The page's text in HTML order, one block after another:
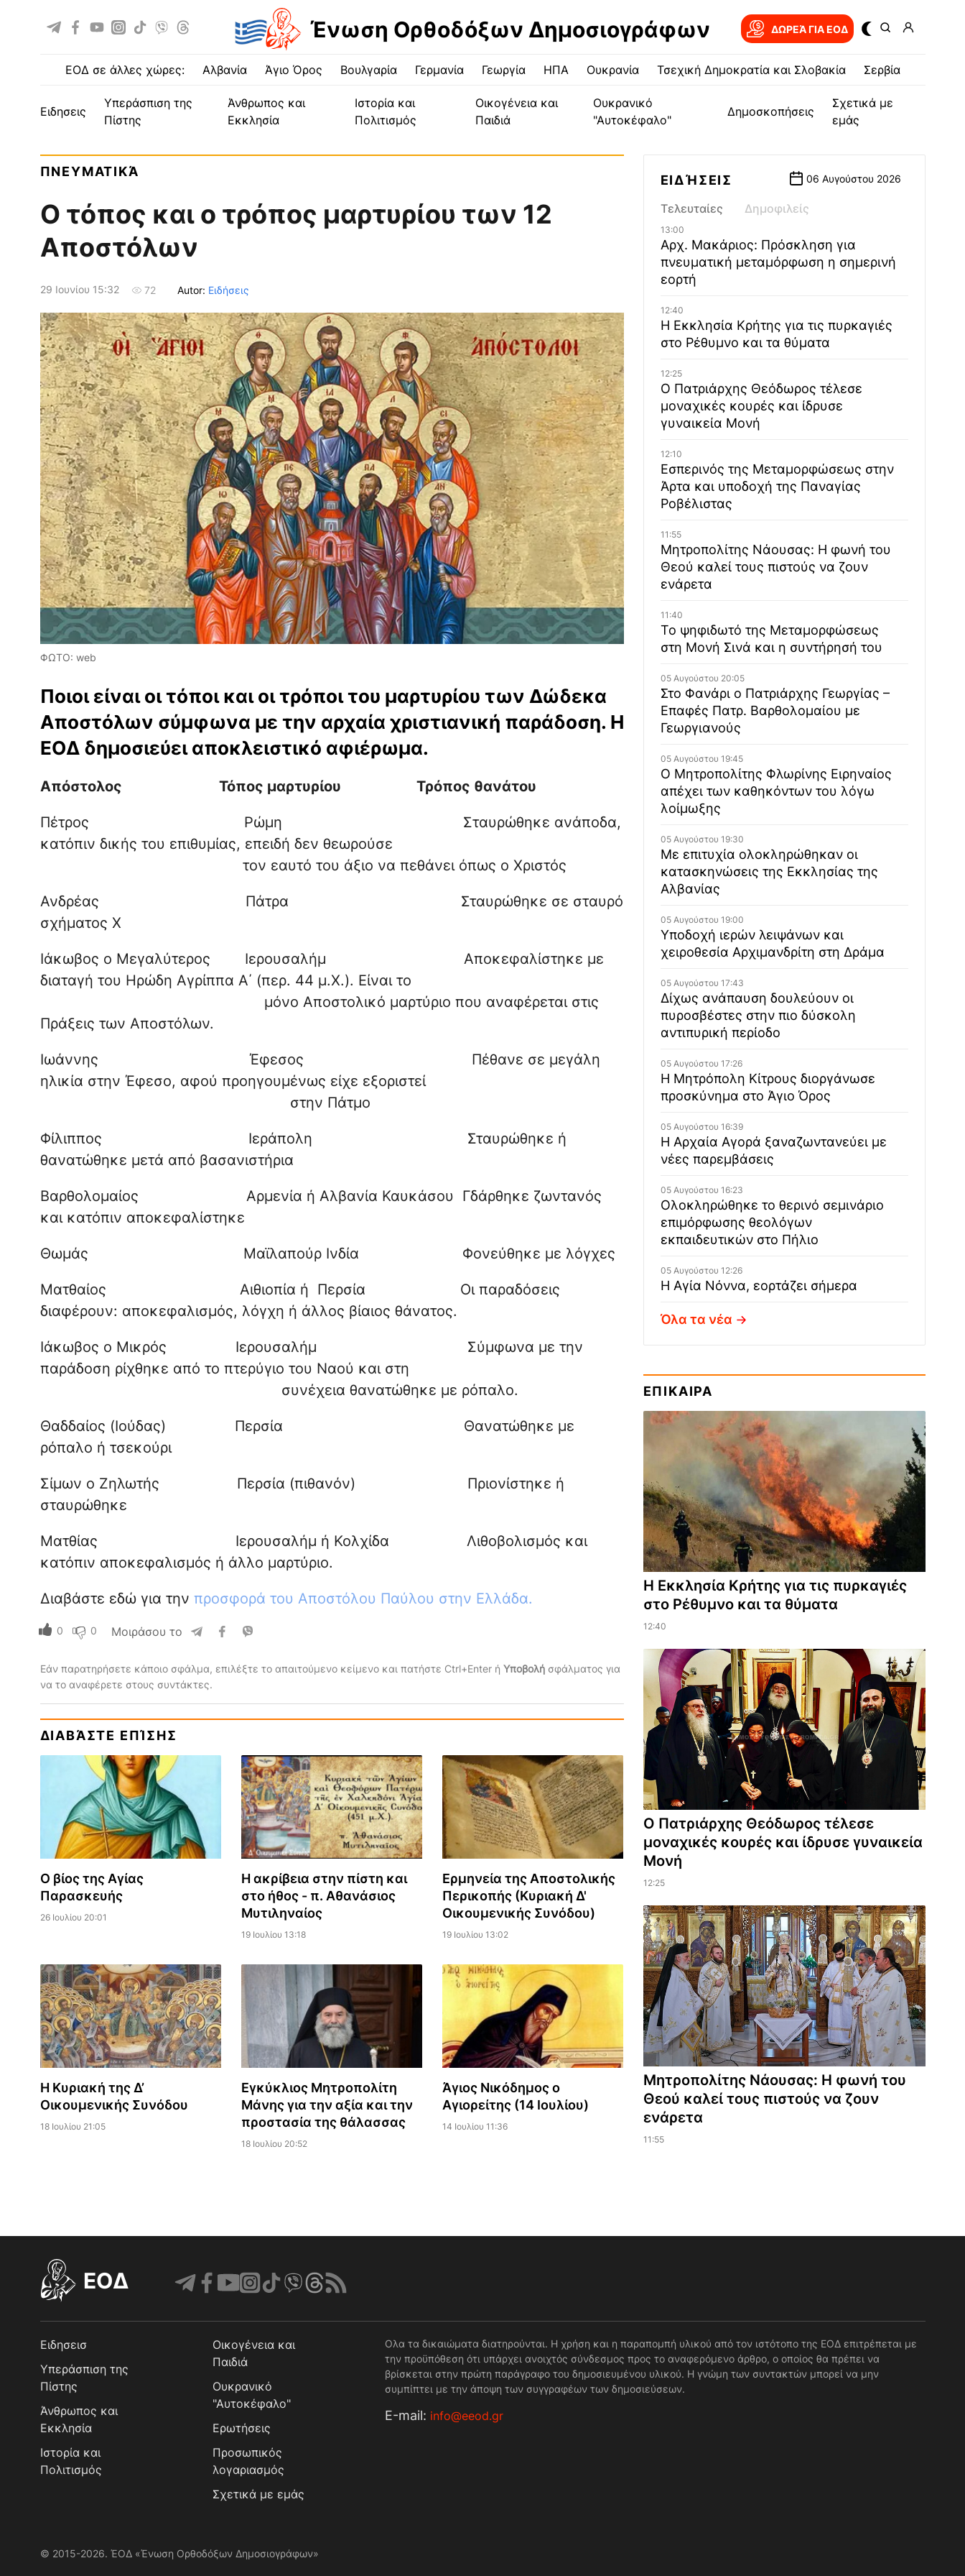
Ένωση Ορθοδόξων Δημοσιογράφων ΔΩΡΕΆ ΓΙΑ EOΔ
ΕΟΔ σε άλλες χώρες: Αλβανία Άγιο Όρος Βουλγαρία Γερμανία Γεωργία ΗΠΑ Ουκρανία Τσεχική Δημοκρατία και Σλοβακία Σερβία
ειδησεις
Υπεράσπιση της
Πίστης
Άνθρωπος και
Εκκλησία
Ιστορία και
Πολιτισμός
Οικογένεια και
Παιδιά
Ουκρανικό
"Αυτοκέφαλο"
Δημοσκοπήσεις
Σχετικά με
εμάς
ΠΝΕΥΜΑΤΙΚΆ
Ο τόπος και ο τρόπος μαρτυρίου των 12
Αποστόλων
29 Ιουνίου 15:32 72 Autor: Ειδήσεις
ΦΩΤΟ: web
Ποιοι είναι οι τόποι και οι τρόποι του μαρτυρίου των Δώδεκα
Αποστόλων σύμφωνα με την αρχαία χριστιανική παράδοση. Η
ΕΟΔ δημοσιεύει αποκλειστικό αφιέρωμα.
Απόστολος Τόπος μαρτυρίου Τρόπος θανάτου
Πέτρος Ρώμη Σταυρώθηκε ανάποδα,
κατόπιν δικής του επιθυμίας, επειδή δεν θεωρούσε
τον εαυτό του άξιο να πεθάνει όπως ο Χριστός
Ανδρέας Πάτρα Σταυρώθηκε σε σταυρό
σχήματος Χ
Ιάκωβος ο Μεγαλύτερος Ιερουσαλήμ Αποκεφαλίστηκε με
διαταγή του Ηρώδη Αγρίππα Α΄ (περ. 44 μ.Χ.). Είναι το
μόνο Αποστολικό μαρτύριο που αναφέρεται στις
Πράξεις των Αποστόλων.
Ιωάννης Έφεσος Πέθανε σε μεγάλη
ηλικία στην Έφεσο, αφού προηγουμένως είχε εξοριστεί
στην Πάτμο
Φίλιππος Ιεράπολη Σταυρώθηκε ή
θανατώθηκε μετά από βασανιστήρια
Βαρθολομαίος Αρμενία ή Αλβανία Καυκάσου Γδάρθηκε ζωντανός
και κατόπιν αποκεφαλίστηκε
Θωμάς Μαϊλαπούρ Ινδία Φονεύθηκε με λόγχες
Ματθαίος Αιθιοπία ή Περσία Οι παραδόσεις
διαφέρουν: αποκεφαλισμός, λόγχη ή άλλος βίαιος θάνατος.
Ιάκωβος ο Μικρός Ιερουσαλήμ Σύμφωνα με την
παράδοση ρίχθηκε από το πτερύγιο του Ναού και στη
συνέχεια θανατώθηκε με ρόπαλο.
Θαδδαίος (Ιούδας) Περσία Θανατώθηκε με
ρόπαλο ή τσεκούρι
Σίμων ο Ζηλωτής Περσία (πιθανόν) Πριονίστηκε ή
σταυρώθηκε
Ματθίας Ιερουσαλήμ ή Κολχίδα Λιθοβολισμός και
κατόπιν αποκεφαλισμός ή άλλο μαρτύριο.
Διαβάστε εδώ για την προσφορά του Αποστόλου Παύλου στην Ελλάδα.
0 0 Μοιράσου το
Εάν παρατηρήσετε κάποιο σφάλμα, επιλέξτε το απαιτούμενο κείμενο και πατήστε Ctrl+Enter ή Υποβολήσφάλματος για
να το αναφέρετε στους συντάκτες.
ΔΙΑΒΆΣΤΕ ΕΠΊΣΗΣ
Ο βίος της Αγίας
Παρασκευής
26 Ιουλίου 20:01
Η ακρίβεια στην πίστη και
στο ήθος - π. Αθανάσιος
Μυτιληναίος
19 Ιουλίου 13:18
Ερμηνεία της Αποστολικής
Περικοπής (Κυριακή Δ'
Οικουμενικής Συνόδου)
19 Ιουλίου 13:02
Η Κυριακή της Δ’
Οικουμενικής Συνόδου
18 Ιουλίου 21:05
Εγκύκλιος Μητροπολίτη
Μάνης για την αξία και την
προστασία της θάλασσας
18 Ιουλίου 20:52
Άγιος Νικόδημος ο
Αγιορείτης (14 Ιουλίου)
14 Ιουλίου 11:36
ΕΙΔΉΣΕΙΣ 06 Αυγούστου 2026
Τελευταίες Δημοφιλείς
13:00
Αρχ. Μακάριος: Πρόσκληση για
πνευματική μεταμόρφωση η σημερινή
εορτή
12:40
Η Εκκλησία Κρήτης για τις πυρκαγιές
στο Ρέθυμνο και τα θύματα
12:25
Ο Πατριάρχης Θεόδωρος τέλεσε
μοναχικές κουρές και ίδρυσε
γυναικεία Μονή
12:10
Εσπερινός της Μεταμορφώσεως στην
Άρτα και υποδοχή της Παναγίας
Ροβέλιστας
11:55
Μητροπολίτης Νάουσας: Η φωνή του
Θεού καλεί τους πιστούς να ζουν
ενάρετα
11:40
Το ψηφιδωτό της Μεταμορφώσεως
στη Μονή Σινά και η συντήρησή του
05 Αυγούστου 20:05
Στο Φανάρι ο Πατριάρχης Γεωργίας –
Επαφές Πατρ. Βαρθολομαίου με
Γεωργιανούς
05 Αυγούστου 19:45
Ο Μητροπολίτης Φλωρίνης Ειρηναίος
απέχει των καθηκόντων του λόγω
λοίμωξης
05 Αυγούστου 19:30
Με επιτυχία ολοκληρώθηκαν οι
κατασκηνώσεις της Εκκλησίας της
Αλβανίας
05 Αυγούστου 19:00
Υποδοχή ιερών λειψάνων και
χειροθεσία Αρχιμανδρίτη στη Δράμα
05 Αυγούστου 17:43
Δίχως ανάπαυση δουλεύουν οι
πυροσβέστες στην πιο δύσκολη
αντιπυρική περίοδο
05 Αυγούστου 17:26
Η Μητρόπολη Κίτρους διοργάνωσε
προσκύνημα στο Άγιο Όρος
05 Αυγούστου 16:39
Η Αρχαία Αγορά ξαναζωντανεύει με
νέες παρεμβάσεις
05 Αυγούστου 16:23
Ολοκληρώθηκε το θερινό σεμινάριο
επιμόρφωσης θεολόγων
εκπαιδευτικών στο Πήλιο
05 Αυγούστου 12:26
Η Αγία Νόννα, εορτάζει σήμερα
Όλα τα νέα
ΕΠΙΚΑΙΡΑ
Η Εκκλησία Κρήτης για τις πυρκαγιές
στο Ρέθυμνο και τα θύματα
12:40
Ο Πατριάρχης Θεόδωρος τέλεσε
μοναχικές κουρές και ίδρυσε γυναικεία
Μονή
12:25
Μητροπολίτης Νάουσας: Η φωνή του
Θεού καλεί τους πιστούς να ζουν
ενάρετα
11:55
EOΔ
Ειδησεισ
Υπεράσπιση της
Πίστης
Άνθρωπος και
Εκκλησία
Ιστορία και
Πολιτισμός
Οικογένεια και
Παιδιά
Ουκρανικό
"Αυτοκέφαλο"
Ερωτήσεις
Προσωπικός
λογαριασμός
Σχετικά με εμάς
Ολα τα δικαιώματα διατηρούνται. Η χρήση και η παραπομπή υλικού από τον ιστότοπο της ΕΟΔ επιτρέπεται με
την προϋπόθεση ότι υπάρχει ανοιχτός σύνδεσμος προς το αναφερόμενο άρθρο, ο οποίος θα πρέπει να
βρίσκεται στην πρώτη παράγραφο του δημοσιευμένου υλικού. Η γνώμη των συντακτών μπορεί να μην
συμπίπτει με την άποψη των συγγραφέων των δημοσιεύσεων.
Е-mail: info@eeod.gr
© 2015-2026. ΈΟΔ «Ένωση Ορθοδόξων Δημοσιογράφων»